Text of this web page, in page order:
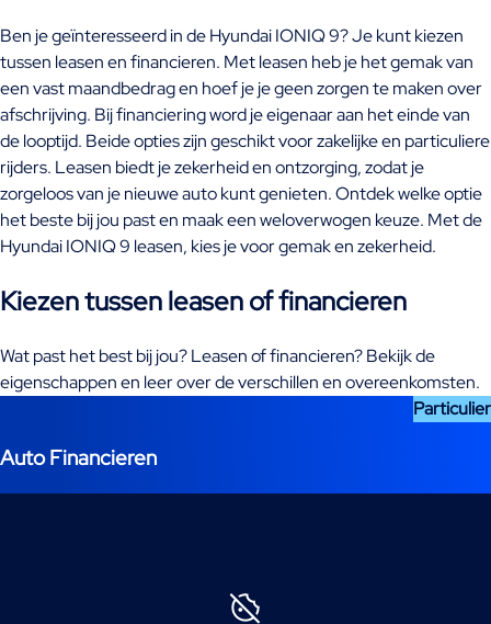
Ben je geïnteresseerd in de Hyundai IONIQ 9? Je kunt kiezen
tussen leasen en financieren. Met leasen heb je het gemak van
een vast maandbedrag en hoef je je geen zorgen te maken over
afschrijving. Bij financiering word je eigenaar aan het einde van
de looptijd. Beide opties zijn geschikt voor zakelijke en particuliere
rijders. Leasen biedt je zekerheid en ontzorging, zodat je
zorgeloos van je nieuwe auto kunt genieten. Ontdek welke optie
het beste bij jou past en maak een weloverwogen keuze. Met de
Hyundai IONIQ 9 leasen, kies je voor gemak en zekerheid.
Kiezen tussen leasen of financieren
Wat past het best bij jou? Leasen of financieren? Bekijk de
eigenschappen en leer over de verschillen en overeenkomsten.
Particulier
Auto Financieren